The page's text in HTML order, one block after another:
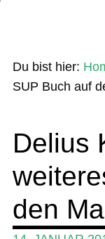
SUP-Events
Stand Up Magazin TV
Du bist hier:
SUP Buch auf
Delius
den